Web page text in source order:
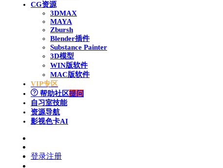
CG资源
3DMAX
MAYA
Zbursh
Blender插件
Substance Painter
3D模型
WIN版软件
MAC版软件
VIP专区
帮助社区提问
自习室技能
资源导航
影视色卡AI
登录注册